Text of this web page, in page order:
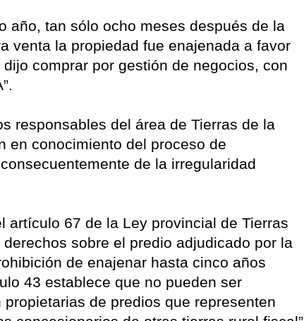
año, tan sólo ocho meses después de la
venta la propiedad fue enajenada a favor
comprar por gestión de negocios, con
responsables del área de Tierras de la
en conocimiento del proceso de
de la irregularidad
artículo 67 de la Ley provincial de Tierras
sobre el predio adjudicado por la
de enajenar hasta cinco años
43 establece que no pueden ser
de predios que representen